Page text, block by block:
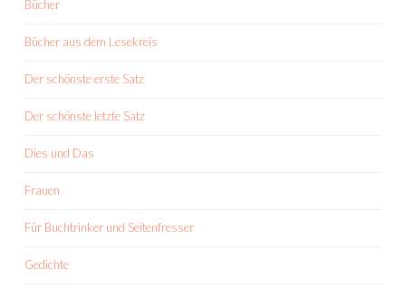
Bücher
Bücher aus dem Lesekreis
Der schönste erste Satz
Der schönste letzte Satz
Dies und Das
Frauen
Für Buchtrinker und Seitenfresser
Gedichte